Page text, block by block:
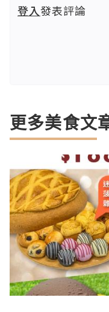
登入發表評論
更多美食文